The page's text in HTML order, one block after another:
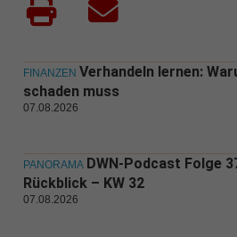
FINANZEN Verhandeln lernen:
schaden muss
07.08.2026
PANORAMA DWN-Podcast Folge
Rückblick – KW 32
07.08.2026